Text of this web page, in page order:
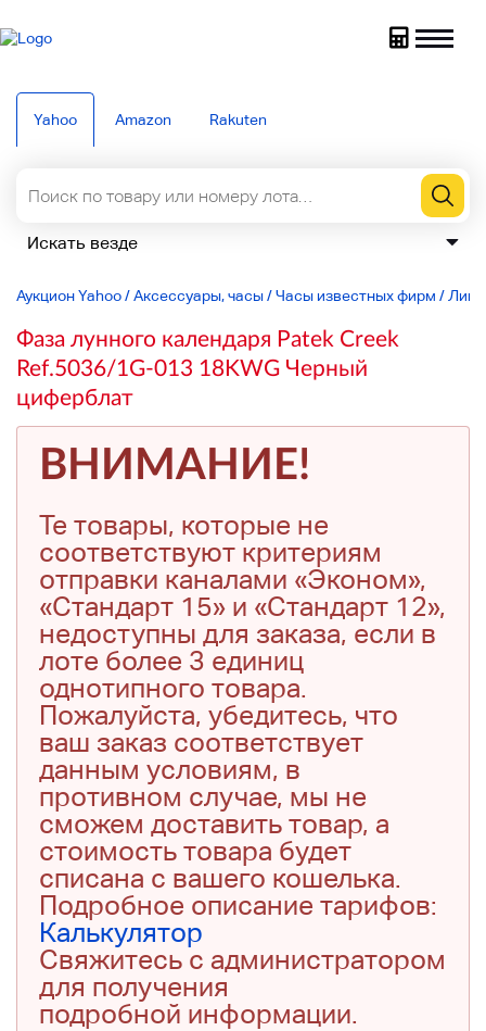
Yahoo Amazon Rakuten
Аукцион Yahoo/Аксессуары, часы/Часы известных фирм /
Фаза лунного календаря Patek Creek
Ref.5036/1G-013 18KWG Черный
циферблат
ВНИМАНИЕ!
Те товары, которые не
соответствуют критериям
отправки каналами «Эконом»,
«Стандарт 15» и «Стандарт 12»,
недоступны для заказа, если в
лоте более 3 единиц
однотипного товара.
Пожалуйста, убедитесь, что
ваш заказ соответствует
данным условиям, в
противном случае, мы не
сможем доставить товар, а
стоимость товара будет
списана с вашего кошелька.
Подробное описание тарифов:
Калькулятор
Свяжитесь с администратором
для получения
подробной информации.